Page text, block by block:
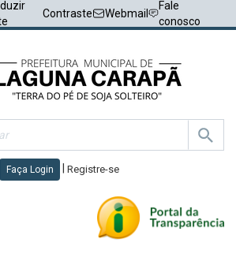
Contraste Webmail
Fale
conosco
Faça Login Registre-se